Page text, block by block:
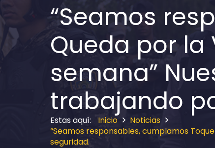
“Seamos
Queda por la
semana”
trabajando
Inicio
Noticias
“Seamos responsables, cumplamos
seguridad.